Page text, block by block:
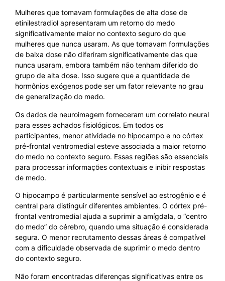
Mulheres que tomavam formulações de alta dose de
etinilestradiol apresentaram um retorno do medo
significativamente maior no contexto seguro do que
mulheres que nunca usaram. As que tomavam formulações
de baixa dose não diferiram significativamente das que
nunca usaram, embora também não tenham diferido do
grupo de alta dose. Isso sugere que a quantidade de
hormônios exógenos pode ser um fator relevante no grau
de generalização do medo.
Os dados de neuroimagem forneceram um correlato neural
para esses achados fisiológicos. Em todos os
participantes, menor atividade no hipocampo e no córtex
pré-frontal ventromedial esteve associada a maior retorno
do medo no contexto seguro. Essas regiões são essenciais
para processar informações contextuais e inibir respostas
de medo.
O hipocampo é particularmente sensível ao estrogênio e é
central para distinguir diferentes ambientes. O córtex pré-
frontal ventromedial ajuda a suprimir a amígdala, o “centro
do medo” do cérebro, quando uma situação é considerada
segura. O menor recrutamento dessas áreas é compatível
com a dificuldade observada de suprimir o medo dentro
do contexto seguro.
Não foram encontradas diferenças significativas entre os